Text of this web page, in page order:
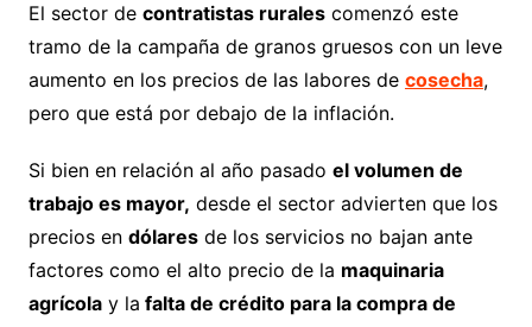
El sector de contratistas ruralescomenzó este
tramo de la campaña de granos gruesos con un leve
aumento en los precios de las labores de cosecha,
pero que está por debajo de la inflación.
Si bien en relación al año pasado el volumen de
trabajo es mayor, desde el sector advierten que los
precios en dólaresde los servicios no bajan ante
factores como el alto precio de la maquinaria
agrícolay la falta de crédito para la compra de